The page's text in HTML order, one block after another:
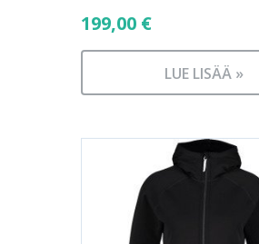
199,00 €
LUE LISÄÄ »